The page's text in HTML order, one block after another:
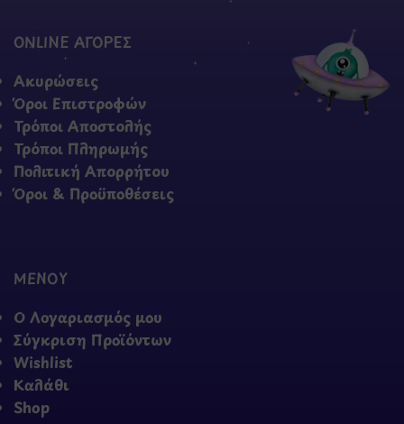
ONLINE ΑΓΟΡΕΣ
Ακυρώσεις
Όροι Επιστροφών
Τρόποι Αποστολής
Τρόποι Πληρωμής
Πολιτική Απορρήτου
Όροι & Προϋποθέσεις
ΜΕΝΟΥ
Ο Λογαριασμός μου
Σύγκριση Προϊόντων
Wishlist
Καλάθι
Shop